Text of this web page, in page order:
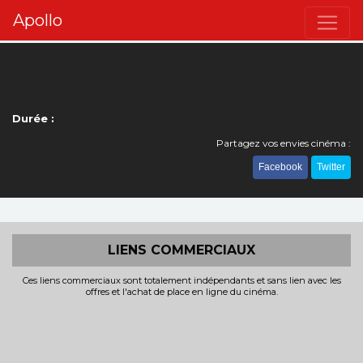
Apollo
Durée :
Partagez vos envies cinéma :
Facebook Twitter
LIENS COMMERCIAUX
Ces liens commerciaux sont totalement indépendants et sans lien avec les
offres et l'achat de place en ligne du cinéma.